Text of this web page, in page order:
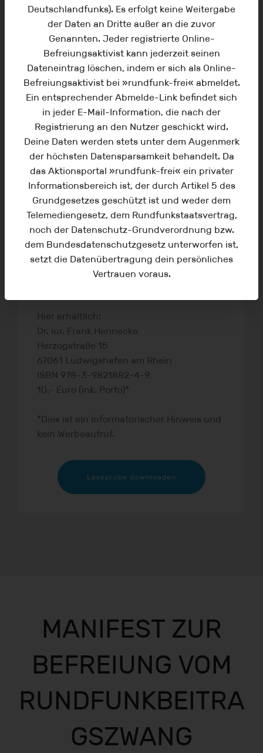
Deutschlandfunks). Es erfolgt keine Weitergabe
der Daten an Dritte außer an die zuvor
Genannten. Jeder registrierte Online-
Befreiungsaktivist kann jederzeit seinen
Dateneintrag löschen, indem er sich als Online-
Befreiungsaktivist bei »rundfunk-frei« abmeldet.
Ein entsprechender Abmelde-Link befindet sich
in jeder E-Mail-Information, die nach der
Registrierung an den Nutzer geschickt wird.
Deine Daten werden stets unter dem Augenmerk
der höchsten Datensparsamkeit behandelt. Da
das Aktionsportal »rundfunk-frei« ein privater
Informationsbereich ist, der durch Artikel 5 des
Grundgesetzes geschützt ist und weder dem
Telemediengesetz, dem Rundfunkstaatsvertrag,
noch der Datenschutz-Grundverordnung bzw.
dem Bundesdatenschutzgesetz unterworfen ist,
setzt die Datenübertragung dein persönliches
Vertrauen voraus.
AKTUELLE STREITSCHRIFT* VON
DR. JUR. FRANK HENNECKE
Der Zwangsrundfunk oder warum die
Rundfunkabgabe rechts- und
verfassungswidrig bleibt. Die Streitschrift
unternimmt den Versuch nachzuweisen,
dass die Rundfunkabgabe, was ihre
Erhebung angeht, nach wie vor keine
verwaltungsrechtliche Grundlage hat, und
was die gesetzliche Grundlage selbst
Hier erhältlich:
Dr. iur. Frank Hennecke
Herzogstraße 15
67061 Ludwigshafen am Rhein
ISBN 978-3-9821882-4-9,
10.- Euro (ink. Porto)*
*Dies ist ein informatorischer Hinweis und
kein Werbeaufruf.
Leseprobe downloaden
MANIFEST ZUR
BEFREIUNG VOM
RUNDFUNKBEITRA
GSZWANG